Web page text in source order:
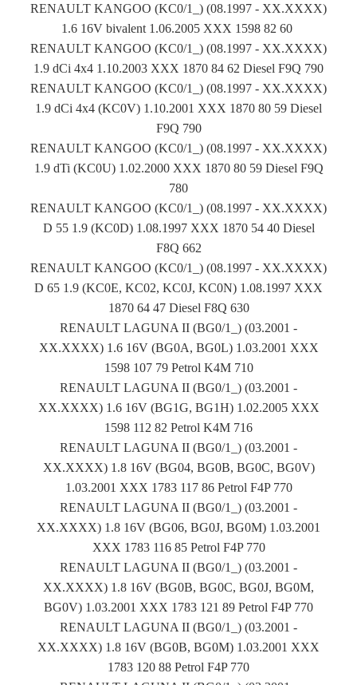
RENAULT KANGOO (KC0/1_) (08.1997 - XX.XXXX)
1.6 16V bivalent 1.06.2005 XXX 1598 82 60
RENAULT KANGOO (KC0/1_) (08.1997 - XX.XXXX)
1.9 dCi 4x4 1.10.2003 XXX 1870 84 62 Diesel F9Q 790
RENAULT KANGOO (KC0/1_) (08.1997 - XX.XXXX)
1.9 dCi 4x4 (KC0V) 1.10.2001 XXX 1870 80 59 Diesel
F9Q 790
RENAULT KANGOO (KC0/1_) (08.1997 - XX.XXXX)
1.9 dTi (KC0U) 1.02.2000 XXX 1870 80 59 Diesel F9Q
780
RENAULT KANGOO (KC0/1_) (08.1997 - XX.XXXX)
D 55 1.9 (KC0D) 1.08.1997 XXX 1870 54 40 Diesel
F8Q 662
RENAULT KANGOO (KC0/1_) (08.1997 - XX.XXXX)
D 65 1.9 (KC0E, KC02, KC0J, KC0N) 1.08.1997 XXX
1870 64 47 Diesel F8Q 630
RENAULT LAGUNA II (BG0/1_) (03.2001 -
XX.XXXX) 1.6 16V (BG0A, BG0L) 1.03.2001 XXX
1598 107 79 Petrol K4M 710
RENAULT LAGUNA II (BG0/1_) (03.2001 -
XX.XXXX) 1.6 16V (BG1G, BG1H) 1.02.2005 XXX
1598 112 82 Petrol K4M 716
RENAULT LAGUNA II (BG0/1_) (03.2001 -
XX.XXXX) 1.8 16V (BG04, BG0B, BG0C, BG0V)
1.03.2001 XXX 1783 117 86 Petrol F4P 770
RENAULT LAGUNA II (BG0/1_) (03.2001 -
XX.XXXX) 1.8 16V (BG06, BG0J, BG0M) 1.03.2001
XXX 1783 116 85 Petrol F4P 770
RENAULT LAGUNA II (BG0/1_) (03.2001 -
XX.XXXX) 1.8 16V (BG0B, BG0C, BG0J, BG0M,
BG0V) 1.03.2001 XXX 1783 121 89 Petrol F4P 770
RENAULT LAGUNA II (BG0/1_) (03.2001 -
XX.XXXX) 1.8 16V (BG0B, BG0M) 1.03.2001 XXX
1783 120 88 Petrol F4P 770